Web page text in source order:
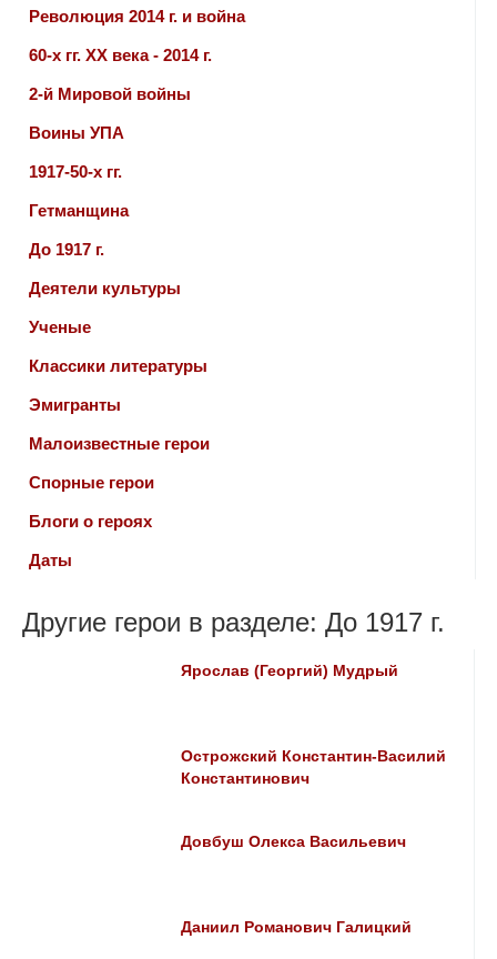
Революция 2014 г. и война
60-х гг. ХХ века - 2014 г.
2-й Мировой войны
Воины УПА
1917-50-х гг.
Гетманщина
До 1917 г.
Деятели культуры
Ученые
Классики литературы
Эмигранты
Малоизвестные герои
Спорные герои
Блоги о героях
Даты
Другие герои в разделе: До 1917 г.
Ярослав (Георгий) Мудрый
Острожский Константин-Василий
Константинович
Довбуш Олекса Васильевич
Даниил Романович Галицкий